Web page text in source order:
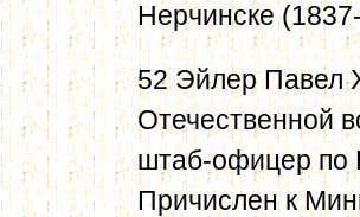
Нерчинске
52 Эйлер Павел
Отечественной
штаб-офицер по
Причислен к